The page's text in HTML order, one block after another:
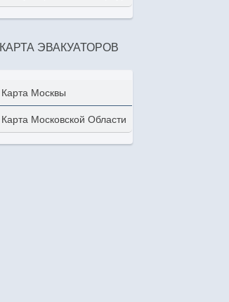
КАРТА ЭВАКУАТОРОВ
Карта Москвы
Карта Московской Области